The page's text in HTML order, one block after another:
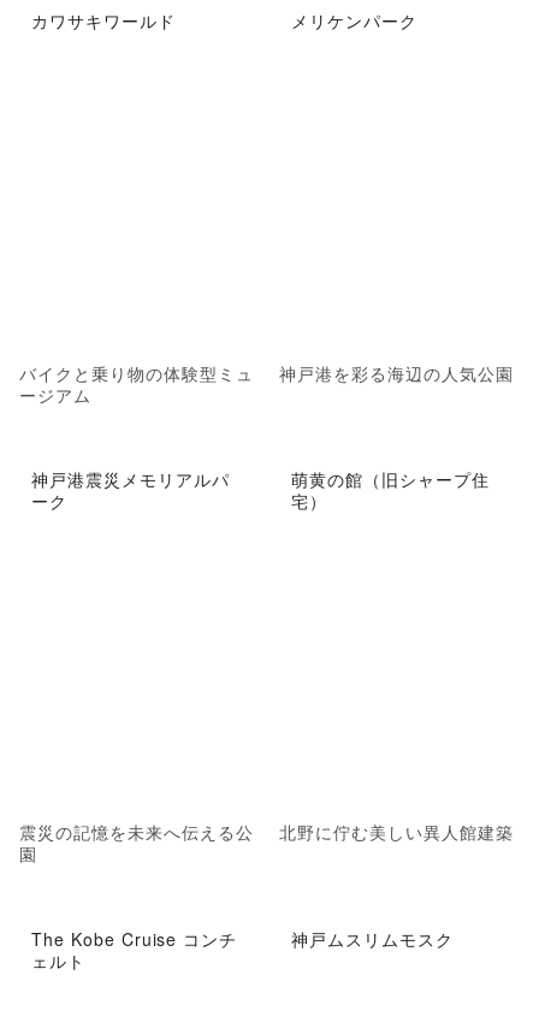
カワサキワールド
バイクと乗り物の体験型ミュ
ージアム
メリケンパーク
神戸港を彩る海辺の人気公園
神戸港震災メモリアルパ
ーク
震災の記憶を未来へ伝える公
園
萌黄の館（旧シャープ住
宅）
北野に佇む美しい異人館建築
The Kobe Cruise コンチ
ェルト
神戸ムスリムモスク